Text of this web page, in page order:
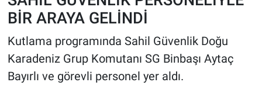
BİR ARAYA GELİNDİ
Kutlama programında Sahil Güvenlik Doğu
Karadeniz Grup Komutanı SG Binbaşı Aytaç
Bayırlı ve görevli personel yer aldı.